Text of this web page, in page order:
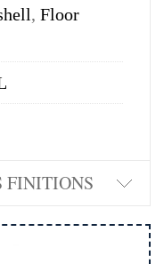
, Floor
FINITIONS